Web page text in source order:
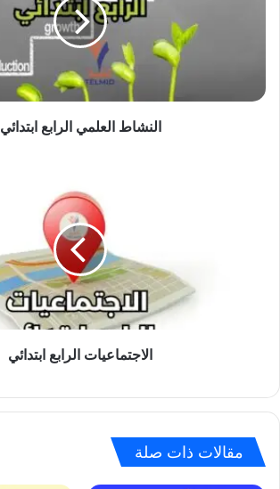
النشاط العلمي الرابع ابتدائي
الاجتماعيات الرابع ابتدائي
مقالات ذات صلة